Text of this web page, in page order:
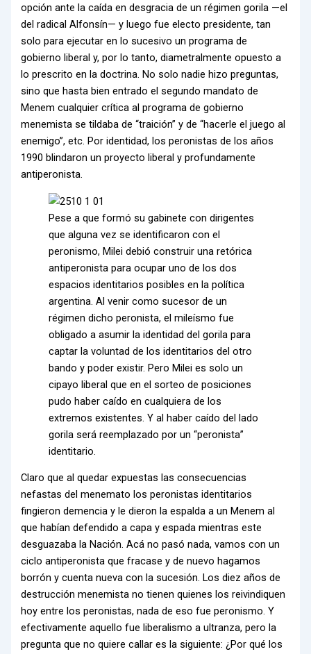
opción ante la caída en desgracia de un régimen gorila —el
del radical Alfonsín— y luego fue electo presidente, tan
solo para ejecutar en lo sucesivo un programa de
gobierno liberal y, por lo tanto, diametralmente opuesto a
lo prescrito en la doctrina. No solo nadie hizo preguntas,
sino que hasta bien entrado el segundo mandato de
Menem cualquier crítica al programa de gobierno
menemista se tildaba de “traición” y de “hacerle el juego al
enemigo”, etc. Por identidad, los peronistas de los años
1990 blindaron un proyecto liberal y profundamente
antiperonista.
Pese a que formó su gabinete con dirigentes
que alguna vez se identificaron con el
peronismo, Milei debió construir una retórica
antiperonista para ocupar uno de los dos
espacios identitarios posibles en la política
argentina. Al venir como sucesor de un
régimen dicho peronista, el mileísmo fue
obligado a asumir la identidad del gorila para
captar la voluntad de los identitarios del otro
bando y poder existir. Pero Milei es solo un
cipayo liberal que en el sorteo de posiciones
pudo haber caído en cualquiera de los
extremos existentes. Y al haber caído del lado
gorila será reemplazado por un “peronista”
identitario.
Claro que al quedar expuestas las consecuencias
nefastas del menemato los peronistas identitarios
fingieron demencia y le dieron la espalda a un Menem al
que habían defendido a capa y espada mientras este
desguazaba la Nación. Acá no pasó nada, vamos con un
ciclo antiperonista que fracase y de nuevo hagamos
borrón y cuenta nueva con la sucesión. Los diez años de
destrucción menemista no tienen quienes los reivindiquen
hoy entre los peronistas, nada de eso fue peronismo. Y
efectivamente aquello fue liberalismo a ultranza, pero la
pregunta que no quiere callar es la siguiente: ¿Por qué los